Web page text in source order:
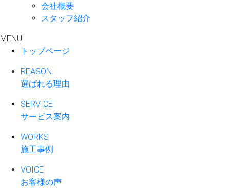
会社概要
スタッフ紹介
MENU
トップページ
REASON
選ばれる理由
SERVICE
サービス案内
WORKS
施工事例
VOICE
お客様の声